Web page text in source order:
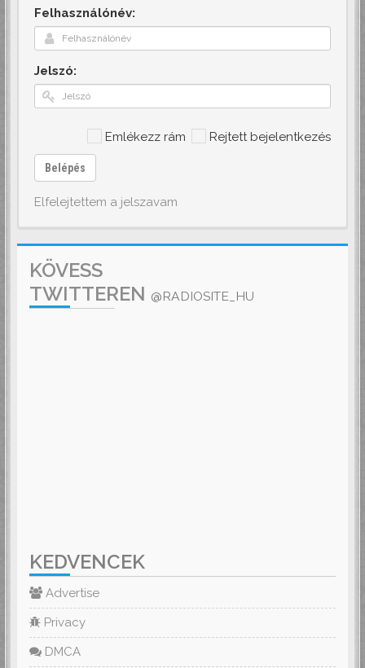
Felhasználónév:
Jelszó:
Emlékezz rám Rejtett bejelentkezés
Belépés
Elfelejtettem a jelszavam
KÖVESS
TWITTEREN @RADIOSITE_HU
KEDVENCEK
Advertise
Privacy
DMCA